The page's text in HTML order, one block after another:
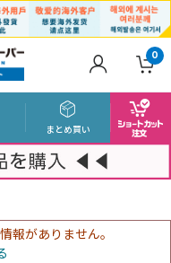
0
まとめ買い
報がありません。